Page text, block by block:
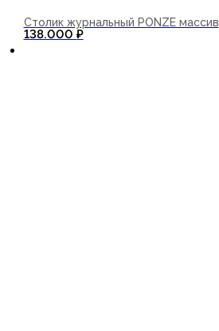
Столик журнальный PONZE массив
138.000 ₽